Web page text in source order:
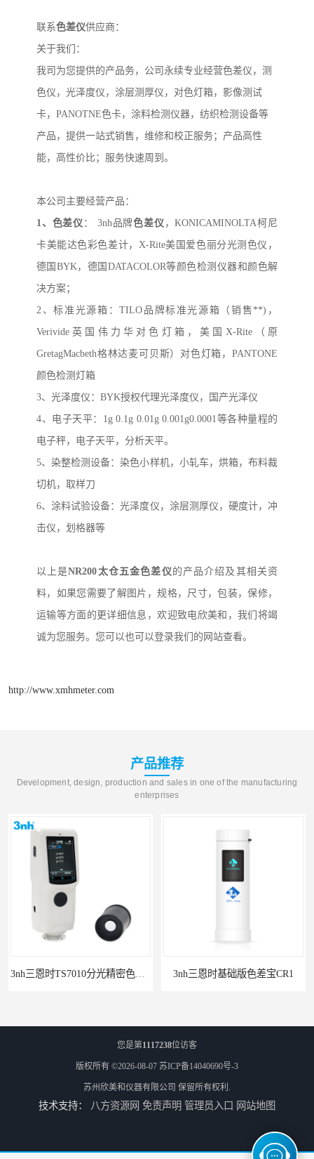
联系色差仪供应商：
关于我们：
我司为您提供的产品务，公司永续专业经营色差仪，测
色仪，光泽度仪，涂层测厚仪，对色灯箱，影像测试
卡， PANOTNE色卡，涂料检测仪器，纺织检测设备等
产品，提供一站式销售，维修和校正服务；产品高性
能，高性价比；服务快速周到。
本公司主要经营产品：
1、 色差仪 ： 3nh品牌色差仪 ，KONICAMINOLTA柯尼
卡美能达色彩色差计， X-Rite美国爱色丽分光测色仪，
德国 BYK，德国 DATACOLOR等颜色检测仪器和颜色解
决方案；
2、标准光源箱：TILO 品牌标准光源箱（销售 **) ，
Verivide 英国伟力华对色灯箱，美国 X-Rite（原
GretagMacbeth格林达麦可贝斯）对色灯箱， PANTONE
颜色检测灯箱
3、 光泽度仪： BYK授权代理光泽度仪，国产光泽仪
4、 电子天平： 1g 0.1g 0.01g 0.001g0.0001等各种量程的
电子秤，电子天平，分析天平。
5、染整检测设备：染色小样机，小轧车，烘箱，布料裁
切机，取样刀
6、涂料试验设备：光泽度仪，涂层测厚仪，硬度计，冲
击仪，划格器等
以上是NR200太仓五金色差仪的产品介绍及其相关资
料，如果您需要了解图片，规格，尺寸，包装，保修，
运输等方面的更详细信息，欢迎致电欣美和，我们将竭
诚为您服务。您可以也可以登录我们的网站查看。
http://www.xmhmeter.com
产品推荐
Development, design, production and sales in one of the manufacturing
enterprises
3nh三恩时基础版色差宝CR1
TS8210小型台式分光测色仪 3nh三恩时电脑色差仪NH310 便携式精密色差仪
您是第1117238位访客
版权所有 ©2026-08-07 苏ICP备14040690号-3
苏州欣美和仪器有限公司 保留所有权利.
技术支持： 八方资源网 免责声明 管理员入口 网站地图